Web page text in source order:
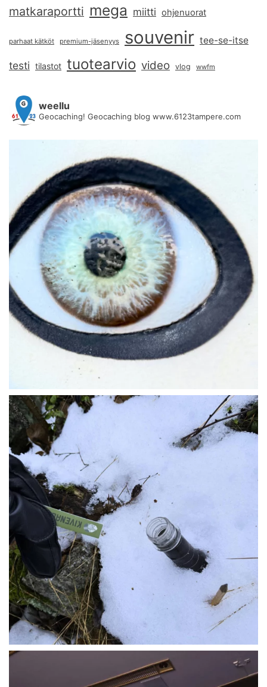
matkaraportti mega miitti ohjenuorat
parhaat kätköt premium-jäsenyys souvenir tee-se-itse
testi tilastot tuotearvio video vlog wwfm
weellu
Geocaching! Geocaching blog www.6123tampere.com